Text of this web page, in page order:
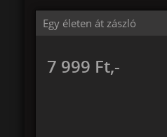
Egy életen át zászló
7 999 Ft,-